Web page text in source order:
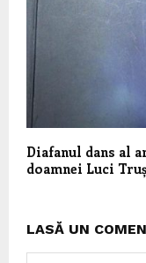
Diafanul dans al
doamnei Luci
LASĂ UN